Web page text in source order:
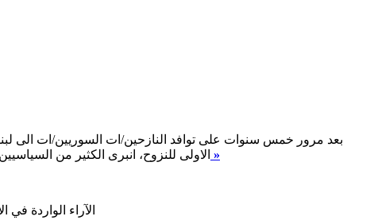
بعد مرور خمس سنوات على توافد النازحين/ات السوريين/ات الى
الاولى للنزوح، انبرى الكثير من اقرأ المزيد »
الآراء الواردة